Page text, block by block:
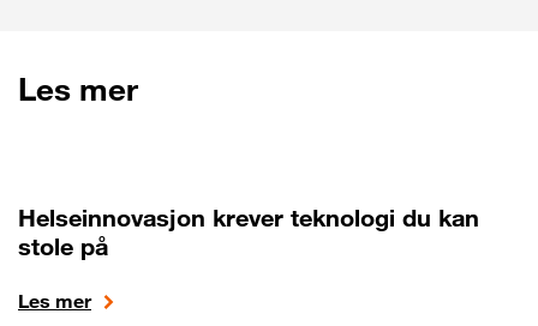
Les mer
Helseinnovasjon krever teknologi du kan
stole på
Les mer